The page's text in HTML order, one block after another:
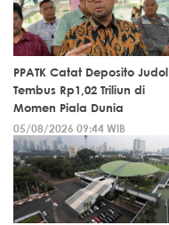
PPATK Catat Deposito Judol
Tembus Rp1,02 Triliun di
Momen Piala Dunia
05/08/2026 09:44 WIB